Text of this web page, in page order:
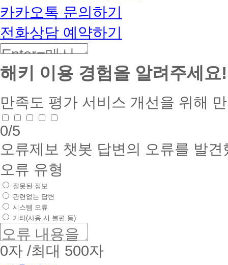
카카오톡 문의하기
전화상담 예약하기
해키 이용 경험을 알려주세요!
만족도 평가 서비스 개선을 위해
0/5
오류제보 챗봇 답변의 오류를 발
오류 유형
잘못된 정보
관련없는 답변
시스템 오류
기타(사용 시 불편 등)
0자 /최대 500자